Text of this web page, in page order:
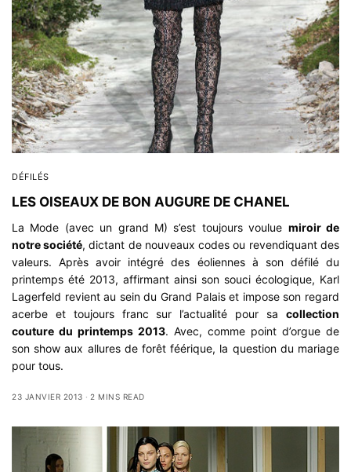
DÉFILÉS
LES OISEAUX DE BON AUGURE DE CHANEL
La Mode (avec un grand M) s’est toujours voulue miroir de
notre société, dictant de nouveaux codes ou revendiquant des
valeurs. Après avoir intégré des éoliennes à son défilé du
printemps été 2013, affirmant ainsi son souci écologique, Karl
Lagerfeld revient au sein du Grand Palais et impose son regard
acerbe et toujours franc sur l’actualité pour sa collection
couture du printemps 2013. Avec, comme point d’orgue de
son show aux allures de forêt féérique, la question du mariage
pour tous.
23 JANVIER 2013 2 MINS READ